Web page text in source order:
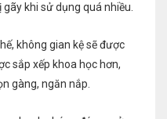
khi sử dụng quá nhiều.
không gian kệ sẽ được
sắp xếp khoa học hơn,
gàng, ngăn nắp.